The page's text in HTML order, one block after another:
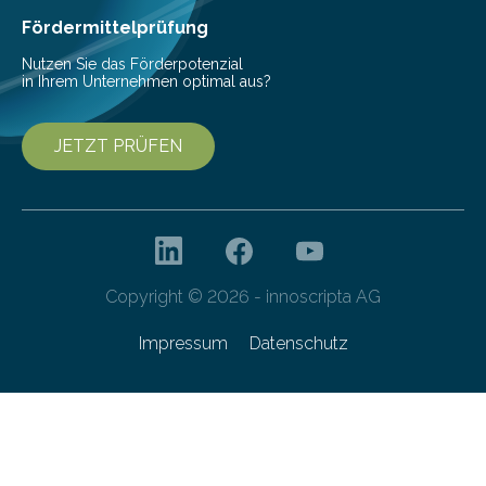
Gefahr erheblicher…
Fördermittelprüfung
Nutzen Sie das Förderpotenzial
in Ihrem Unternehmen optimal aus?
JETZT PRÜFEN
Copyright © 2026 - innoscripta AG
Impressum Datenschutz